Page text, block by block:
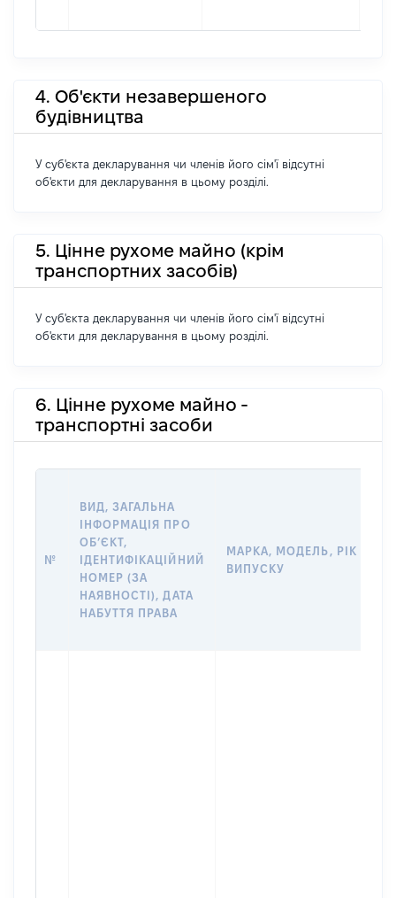
4. Об'єкти незавершеного
будівництва
У суб'єкта декларування чи членів його сім'ї відсутні
об'єкти для декларування в цьому розділі.
5. Цінне рухоме майно (крім
транспортних засобів)
У суб'єкта декларування чи членів його сім'ї відсутні
об'єкти для декларування в цьому розділі.
6. Цінне рухоме майно -
транспортні засоби
№
ВИД, ЗАГАЛЬНА
ІНФОРМАЦІЯ ПРО
ОБʼЄКТ,
ІДЕНТИФІКАЦІЙНИЙ
НОМЕР (ЗА
НАЯВНОСТІ), ДАТА
НАБУТТЯ ПРАВА
МАРКА, МОДЕЛЬ, РІК
ВИПУСКУ